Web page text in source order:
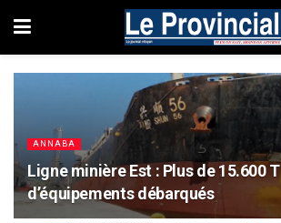
ANNABA
Ligne minière Est : Plus de 15.600 T
d’équipements débarqués